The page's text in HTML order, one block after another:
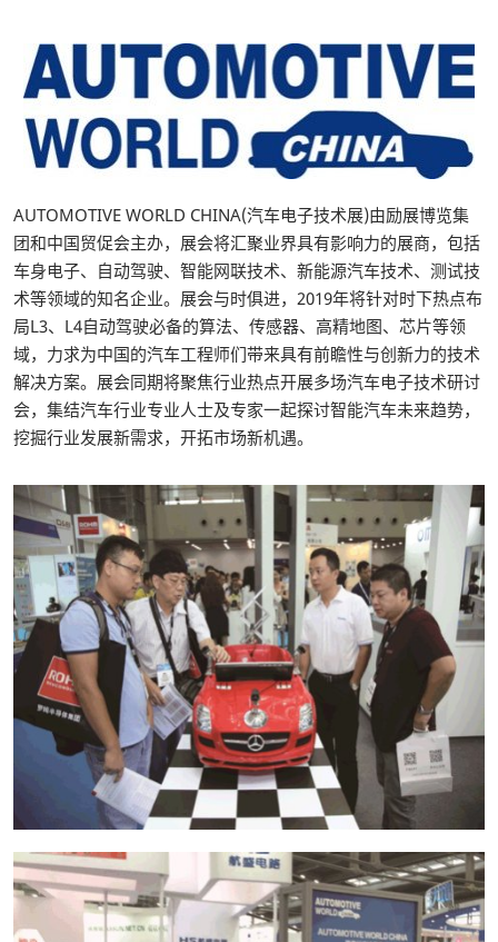
AUTOMOTIVE WORLD CHINA(汽车电子技术展)由励展博览集
团和中国贸促会主办，展会将汇聚业界具有影响力的展商，包括
车身电子、自动驾驶、智能网联技术、新能源汽车技术、测试技
术等领域的知名企业。展会与时俱进，2019年将针对时下热点布
局L3、L4自动驾驶必备的算法、传感器、高精地图、芯片等领
域，力求为中国的汽车工程师们带来具有前瞻性与创新力的技术
解决方案。展会同期将聚焦行业热点开展多场汽车电子技术研讨
会，集结汽车行业专业人士及专家一起探讨智能汽车未来趋势，
挖掘行业发展新需求，开拓市场新机遇。